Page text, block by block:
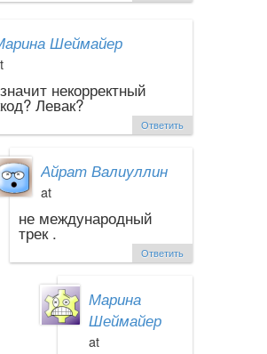
Шеймайер
некорректный
Левак?
Ответить
Айрат Валиуллин
at
не международный
трек .
Ответить
Марина
Шеймайер
at